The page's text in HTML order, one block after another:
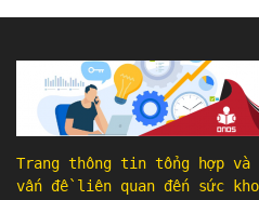
Trang thông tin tổng hợp
vấn đề liên quan đến sức